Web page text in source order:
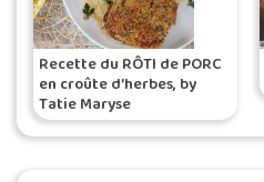
Recette du RÔTI de PORC
en croûte d’herbes, by
Tatie Maryse